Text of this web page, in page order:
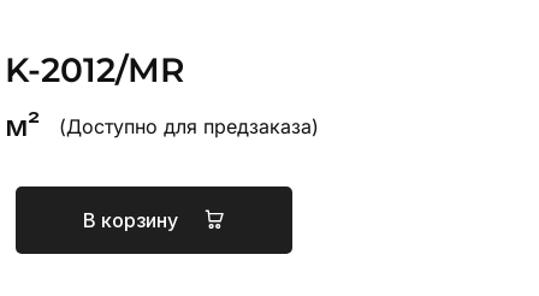
2012/MR
(Доступно для предзаказа)
В корзину